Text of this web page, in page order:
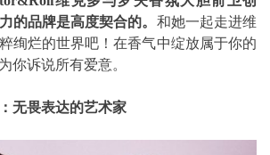
的品牌是高度契合的。 和她一起走进维
绚烂的世界吧！在香气中绽放属于你的
你诉说所有爱意。
无畏表达的艺术家